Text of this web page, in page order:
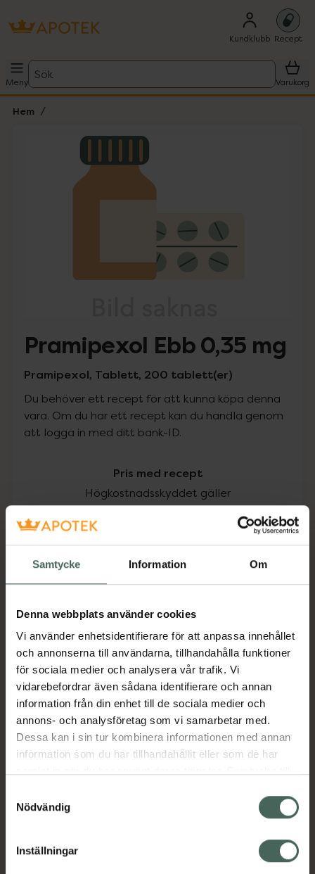
Samtycke Information Om
Denna webbplats använder cookies
Vi använder enhetsidentifierare för att anpassa innehållet
och annonserna till användarna, tillhandahålla funktioner
för sociala medier och analysera vår trafik. Vi
vidarebefordrar även sådana identifierare och annan
information från din enhet till de sociala medier och
annons- och analysföretag som vi samarbetar med.
Dessa kan i sin tur kombinera informationen med annan
information som du har tillhandahållit eller som de har
återkalla ditt samtycke via webbplatsens
cookieinställningar. Ett återkallat samtycke påverkar inte
lagligheten av behandling som skett innan återkallelsen.
Nödvändig
Inställningar
Kundklubb Recept
Meny
Sök
Varukorg
Hem
Lista: . Innehåller 1 objekt.
Pramipexol Ebb 0,35 mg
Pramipexol, Tablett, 200 tablett(er)
Du behöver ett recept för att kunna köpa denna
vara. Om du har ett recept kan du handla genom
att logga in med ditt bank-ID.
Pris med recept
Högkostnadsskyddet gäller
933,50 kr
I apotek: 933,50 kr
Aktuella erbjudanden
Beskrivning Dölj
EAN: 07350124334226
syd till Lappland i norr, och online i mobilen och på
datorn. Oavsett vem du är så är det vårt uppdrag att